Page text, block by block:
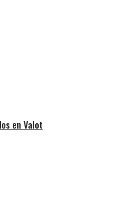
en Valot